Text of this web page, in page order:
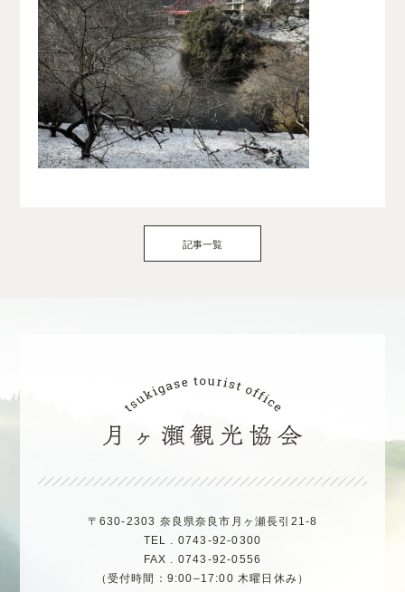
記事一覧
〒630-2303 奈良県奈良市月ヶ瀬長引21-8
TEL . 0743-92-0300
FAX . 0743-92-0556
（受付時間：9:00–17:00 木曜日休み）